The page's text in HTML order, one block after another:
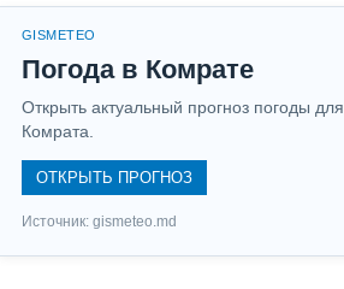
GISMETEO
Погода в Комрате
Открыть актуальный прогноз погоды для
Комрата.
ОТКРЫТЬ ПРОГНОЗ
Источник: gismeteo.md